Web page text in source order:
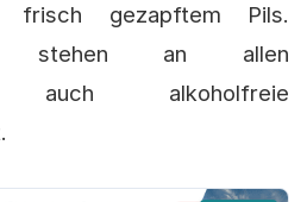
frisch gezapftem Pils.
stehen an allen
auch alkoholfreie